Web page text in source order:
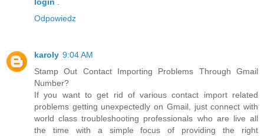
Odpowiedz
karoly 9:04 AM
Stamp Out Contact Importing Problems Through Gmail
Number?
If you want to get rid of various contact import related
problems getting unexpectedly on Gmail, just connect with
world class troubleshooting professionals who are live all
the time with a simple focus of providing the right